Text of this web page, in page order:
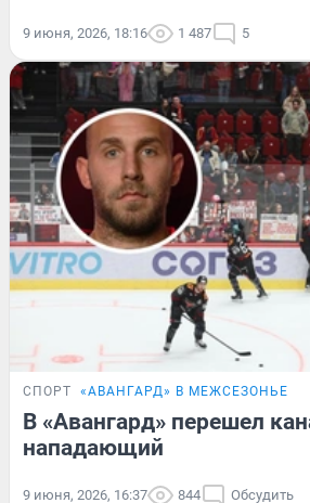
9 июня, 2026, 18:16 1 487 5
СПОРТ «АВАНГАРД» В МЕЖСЕЗОНЬЕ
В «Авангард» перешел
нападающий
9 июня, 2026, 16:37 844 Обсудить